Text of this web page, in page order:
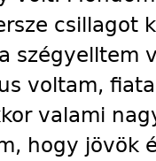
csillagot
szégyelltem
voltam,
valami
hogy jövök